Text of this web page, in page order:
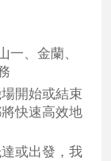
一、金蘭、
開始或結束
快速高效地
或出發，我